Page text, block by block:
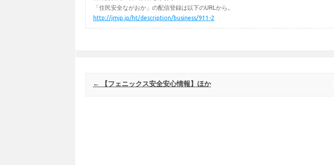
「住民安全ながおか」の配信登録は以下のURLから。
http://jmjp.jp/ht/description/business/911-2
Post navigation
← 【フェニックス安全安心情報】ほか